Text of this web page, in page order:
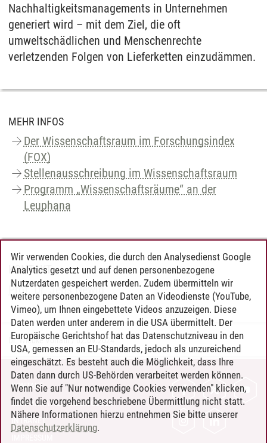
Nachhaltigkeitsmanagements in Unternehmen
generiert wird – mit dem Ziel, die oft
umweltschädlichen und Menschenrechte
verletzenden Folgen von Lieferketten einzudämmen.
MEHR INFOS
Der Wissenschaftsraum im Forschungsindex
(FOX)
Stellenausschreibung im Wissenschaftsraum
Programm „Wissenschaftsräume“ an der
Leuphana
KONTAKT
Prof. Dr. Jens Newig
Dr. Wiebke Vorrath/02.09.2024
KONTAKT
LEUPHANA ALS ARBEITGEBER
INTRANET
Wir verwenden Cookies, die durch den Analysedienst Google
Analytics gesetzt und auf denen personenbezogene
Nutzerdaten gespeichert werden. Zudem übermitteln wir
weitere personenbezogene Daten an Videodienste (YouTube,
Vimeo), um Ihnen eingebettete Videos anzuzeigen. Diese
Daten werden unter anderem in die USA übermittelt. Der
Europäische Gerichtshof hat das Datenschutzniveau in den
USA, gemessen an EU-Standards, jedoch als unzureichend
eingeschätzt. Es besteht auch die Möglichkeit, dass Ihre
Daten dann durch US-Behörden verarbeitet werden können.
Wenn Sie auf "Nur notwendige Cookies verwenden" klicken,
findet die vorgehend beschriebene Übermittlung nicht statt.
Nähere Informationen hierzu entnehmen Sie bitte unserer
Datenschutzerklärung.